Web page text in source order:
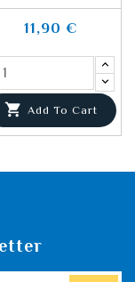
11,90 €
 Add To Cart